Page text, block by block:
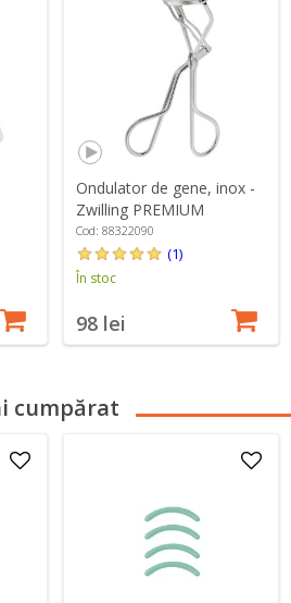
Ondulator de gene, inox -
Zwilling PREMIUM
Cod: 88322090
(1)
În stoc
98 lei
cumpărat